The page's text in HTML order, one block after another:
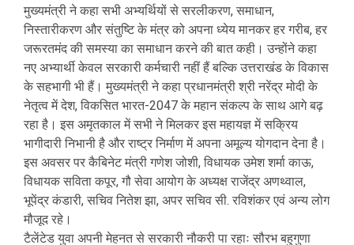
मुख्यमंत्री ने कहा सभी अभ्यर्थियों से सरलीकरण, समाधान,
निस्तारीकरण और संतुष्टि के मंत्र को अपना ध्येय मानकर हर गरीब, हर
जरूरतमंद की समस्या का समाधान करने की बात कही। उन्होंने कहा
नए अभ्यार्थी केवल सरकारी कर्मचारी नहीं हैं बल्कि उत्तराखंड के विकास
के सहभागी भी हैं। मुख्यमंत्री ने कहा प्रधानमंत्री श्री नरेंद्र मोदी के
नेतृत्व में देश, विकसित भारत-2047 के महान संकल्प के साथ आगे बढ़
रहा है। इस अमृतकाल में सभी ने मिलकर इस महायज्ञ में सक्रिय
भागीदारी निभानी है और राष्ट्र निर्माण में अपना अमूल्य योगदान देना है।
इस अवसर पर कैबिनेट मंत्री गणेश जोशी, विधायक उमेश शर्मा काऊ,
विधायक सविता कपूर, गौ सेवा आयोग के अध्यक्ष राजेंद्र अणथ्वाल,
भूपेंद्र कंडारी, सचिव नितेश झा, अपर सचिव सी. रविशंकर एवं अन्य लोग
मौजूद रहे।
टैलेंटेड युवा अपनी मेहनत से सरकारी नौकरी पा रहाः सौरभ बहुगुणा